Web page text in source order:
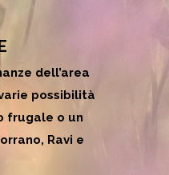
dell’area
possibilità
frugale o un
Ravi e